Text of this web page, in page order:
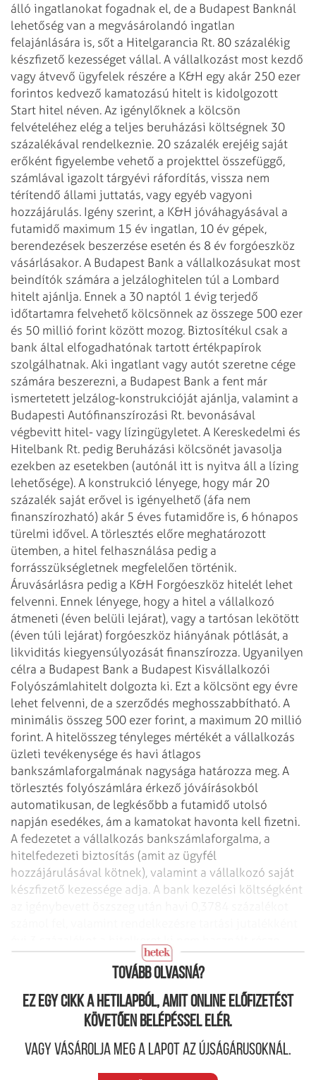
álló ingatlanokat fogadnak el, de a Budapest Banknál
lehetőség van a megvásárolandó ingatlan
felajánlására is, sőt a Hitelgarancia Rt. 80 százalékig
készfizető kezességet vállal. A vállalkozást most kezdő
vagy átvevő ügyfelek részére a K&H egy akár 250 ezer
forintos kedvező kamatozású hitelt is kidolgozott
Start hitel néven. Az igénylőknek a kölcsön
felvételéhez elég a teljes beruházási költségnek 30
százalékával rendelkeznie. 20 százalék erejéig saját
erőként figyelembe vehető a projekttel összefüggő,
számlával igazolt tárgyévi ráfordítás, vissza nem
térítendő állami juttatás, vagy egyéb vagyoni
hozzájárulás. Igény szerint, a K&H jóváhagyásával a
futamidő maximum 15 év ingatlan, 10 év gépek,
berendezések beszerzése esetén és 8 év forgóeszköz
vásárlásakor. A Budapest Bank a vállalkozásukat most
beindítók számára a jelzáloghitelen túl a Lombard
hitelt ajánlja. Ennek a 30 naptól 1 évig terjedő
időtartamra felvehető kölcsönnek az összege 500 ezer
és 50 millió forint között mozog. Biztosítékul csak a
bank által elfogadhatónak tartott értékpapírok
szolgálhatnak. Aki ingatlant vagy autót szeretne cége
számára beszerezni, a Budapest Bank a fent már
ismertetett jelzálog-konstrukcióját ajánlja, valamint a
Budapesti Autófinanszírozási Rt. bevonásával
végbevitt hitel- vagy lízingügyletet. A Kereskedelmi és
Hitelbank Rt. pedig Beruházási kölcsönét javasolja
ezekben az esetekben (autónál itt is nyitva áll a lízing
lehetősége). A konstrukció lényege, hogy már 20
százalék saját erővel is igényelhető (áfa nem
finanszírozható) akár 5 éves futamidőre is, 6 hónapos
türelmi idővel. A törlesztés előre meghatározott
ütemben, a hitel felhasználása pedig a
forrásszükségletnek megfelelően történik.
Áruvásárlásra pedig a K&H Forgóeszköz hitelét lehet
felvenni. Ennek lényege, hogy a hitel a vállalkozó
átmeneti (éven belüli lejárat), vagy a tartósan lekötött
(éven túli lejárat) forgóeszköz hiányának pótlását, a
likviditás kiegyensúlyozását finanszírozza. Ugyanilyen
célra a Budapest Bank a Budapest Kisvállalkozói
Folyószámlahitelt dolgozta ki. Ezt a kölcsönt egy évre
lehet felvenni, de a szerződés meghosszabbítható. A
minimális összeg 500 ezer forint, a maximum 20 millió
forint. A hitelösszeg tényleges mértékét a vállalkozás
üzleti tevékenysége és havi átlagos
bankszámlaforgalmának nagysága határozza meg. A
törlesztés folyószámlára érkező jóváírásokból
automatikusan, de legkésőbb a futamidő utolsó
napján esedékes, ám a kamatokat havonta kell fizetni.
A fedezetet a vállalkozás bankszámlaforgalma, a
hitelfedezeti biztosítás (amit az ügyfél
hozzájárulásával kötnek), valamint a vállalkozó saját
készfizető kezessége adja. A bank kezelési költségként
után.
Tovább olvasná?
Ez egy cikk a hetilapból, amit online előfizetést
követően belépéssel elér.
Vagy vásárolja meg a lapot az újságárusoknál.